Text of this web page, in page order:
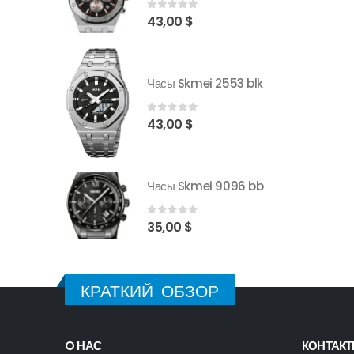
0 out of 5
43,00 $
Часы Skmei 2553 blk
0 out of 5
43,00 $
Часы Skmei 9096 bb
0out of 5
35,00 $
КРАТКИЙ ОБЗОР
O НАС